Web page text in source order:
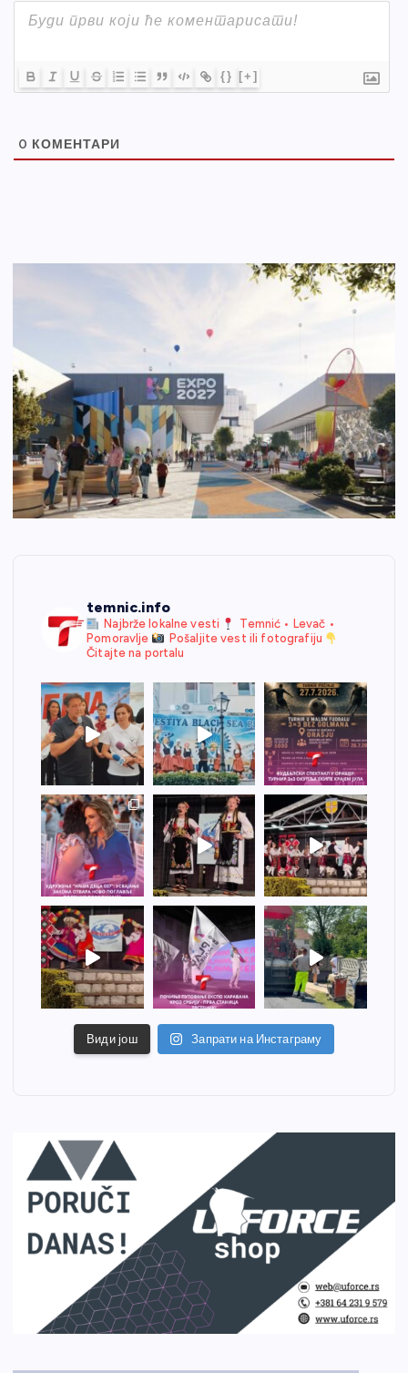
{} [+]
0 КОМЕНТАРИ
temnic.info
Najbrže lokalne vesti
Temnić • Levač •
Pomoravlje
Pošaljite vest ili fotografiju
Čitajte na portalu
Види још Запрати на Инстаграму